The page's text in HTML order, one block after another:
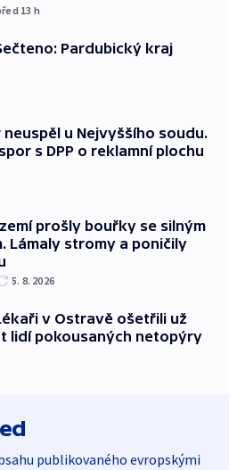
13 h
Pardubický kraj
neuspěl u Nejvyššího soudu.
s DPP o reklamní plochu
prošly bouřky se silným
Lámaly stromy a poničily
5. 8. 2026
v Ostravě ošetřili už
lidí pokousaných netopýry
publikovaného evropskými